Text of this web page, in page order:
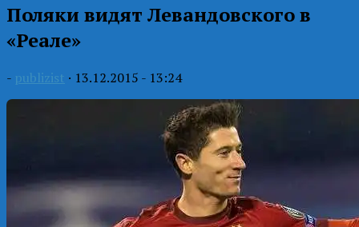
Поляки видят Левандовского в
«Реале»
- publizist · 13.12.2015 - 13:24